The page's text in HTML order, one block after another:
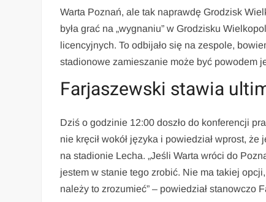
Warta Poznań, ale tak naprawdę Grodzisk
była grać na „wygnaniu” w Grodzisku
licencyjnych. To odbijało się na zespole,
stadionowe zamieszanie może być powodem
Farjaszewski stawia
Dziś o godzinie 12:00 doszło do konferencji
nie kręcił wokół języka i powiedział wprost,
na stadionie Lecha. „Jeśli Warta wróci do
jestem w stanie tego zrobić. Nie ma takiej
należy to zrozumieć” – powiedział stanowczo